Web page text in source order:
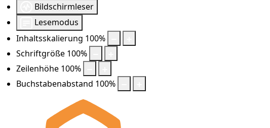
Bildschirmleser
Lesemodus
Inhaltsskalierung 100%
Schriftgröße 100%
Zeilenhöhe 100%
Buchstabenabstand 100%